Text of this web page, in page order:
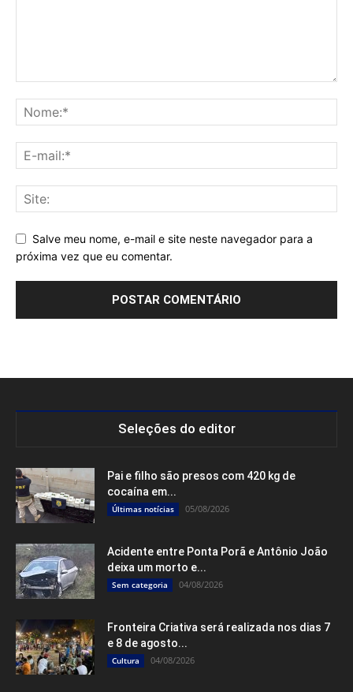
Salve meu nome, e-mail e site neste navegador para a
próxima vez que eu comentar.
Seleções do editor
Pai e filho são presos com 420 kg de
cocaína em...
Últimas notícias 05/08/2026
Acidente entre Ponta Porã e Antônio João
deixa um morto e...
Sem categoria 04/08/2026
Fronteira Criativa será realizada nos dias 7
e 8 de agosto...
Cultura 04/08/2026